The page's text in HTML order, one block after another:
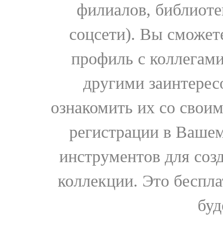
филиалов,
соцсети). Вы
профиль с
другими
ознакомить их со
регистрации в
инструментов для
коллекции. Это